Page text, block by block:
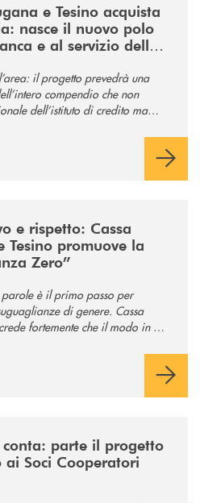
e Tesino acquista
nasce il nuovo polo
e al servizio della
il progetto prevedrà una
compendio che non
dell’istituto di credito ma
e rispetto: Cassa
Tesino promuove la
Zero”
parole è il primo passo per
di genere. Cassa
fortemente che il modo in cui
parte il progetto
Soci Cooperatori